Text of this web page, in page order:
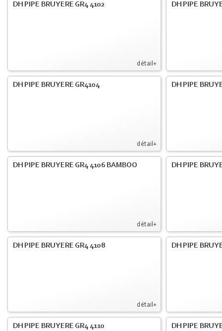
détail+
DH PIPE BRUYERE GR4 4102 DH PIPE
détail+
DH PIPE BRUYERE GR4104 DH PIPE
détail+
DH PIPE BRUYERE GR4 4106 BAMBOO DH PIPE
détail+
DH PIPE BRUYERE GR4 4108 DH PIPE
DH PIPE BRUYERE GR4 4110 DH PIPE